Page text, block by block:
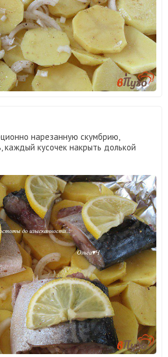
нарезанную скумбрию,
каждый кусочек накрыть долькой